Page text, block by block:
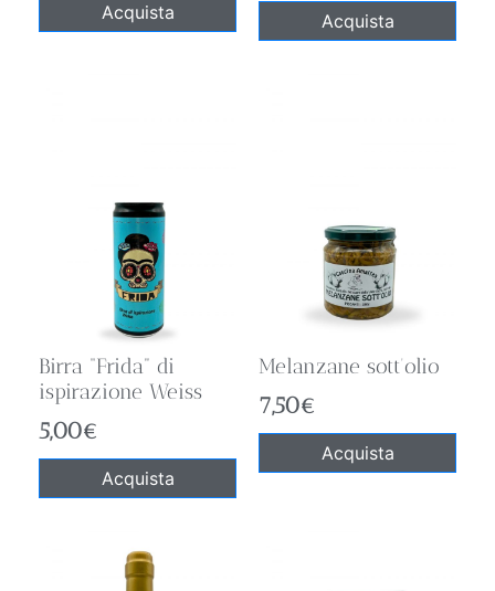
Acquista Acquista
Birra “Frida” di
ispirazione Weiss
5,00€
Acquista
Melanzane sott’olio
7,50€
Acquista